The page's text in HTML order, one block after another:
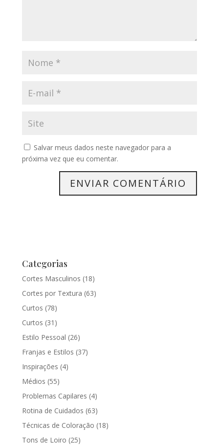
Salvar meus dados neste navegador para a
próxima vez que eu comentar.
Categorias
Cortes Masculinos (18)
Cortes por Textura (63)
Curtos (78)
Curtos (31)
Estilo Pessoal (26)
Franjas e Estilos (37)
Inspirações (4)
Médios (55)
Problemas Capilares (4)
Rotina de Cuidados (63)
Técnicas de Coloração (18)
Tons de Loiro (25)